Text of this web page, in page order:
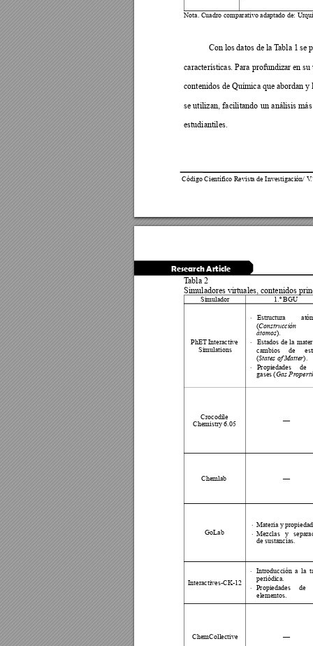
Código Científico Revista de Investigación/ V
Nota. Cuadro comparativo adaptado de:
Con los datos de la Tabla 1 se
características. Para profundizar en
contenidos de Química que abordan y
se utilizan, facilitando un análisis
estudiantiles.
Research Article
Tabla 2
Simuladores virtuales, contenidos
Simulador 1.º BGU
PhET Interactive
Simulations
 Estructura
(Construcción
átomos).
 Estados de la
cambios
de es
(States of Matter).
 Propiedades
de
gases (Gas Pr
Crocodile
Chemistry 6.05
—
Chemlab —
GoLab
 Materia y
 Mezclas y
de sustancias.
Interactives-CK-12
 Introducción a la
periódica.
 Propiedades
de
elementos.
ChemCollective —